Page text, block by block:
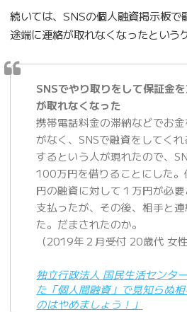
続いては、SNSの個人融資掲示板で
途端に連絡が取れなくなったという
SNSでやり取りをして保証金
が取れなくなった
携帯電話料金の滞納などでお
がなく、SNSで融資をしてく
するという人が現れたので、
100万円を借りることにした
円の融資に対して１万円が必
支払ったが、その後、相手と
た。だまされたのか。
（2019年２月受付 20歳代 女性
独立行政法人 国民生活センタ
た「個人間融資」で見知らぬ
のはやめましょう！」